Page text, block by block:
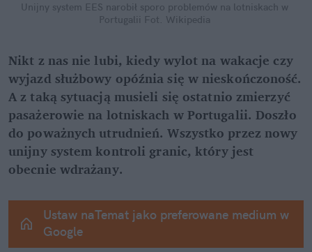
Unijny system EES narobił sporo problemów na lotniskach w
Portugalii Fot. Wikipedia
Nikt z nas nie lubi, kiedy wylot na wakacje czy
wyjazd służbowy opóźnia się w nieskończoność.
A z taką sytuacją musieli się ostatnio zmierzyć
pasażerowie na lotniskach w Portugalii. Doszło
do poważnych utrudnień. Wszystko przez nowy
unijny system kontroli granic, który jest
obecnie wdrażany.
Ustaw naTemat jako preferowane medium w
Google